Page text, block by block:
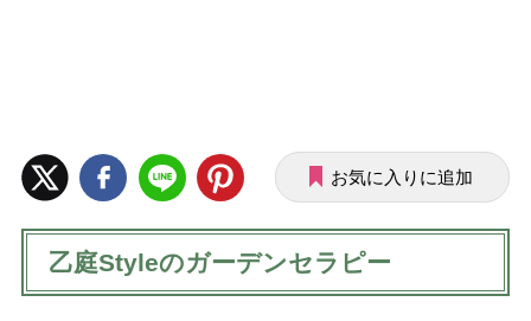
お気に入りに追加
乙庭Styleのガーデンセラピー